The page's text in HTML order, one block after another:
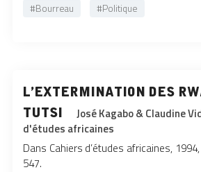
#Bourreau
#Politique
l’extermination des
tutsi
José Kagabo & Claudine
d'études africaines
Dans Cahiers d’études africaines,
547.